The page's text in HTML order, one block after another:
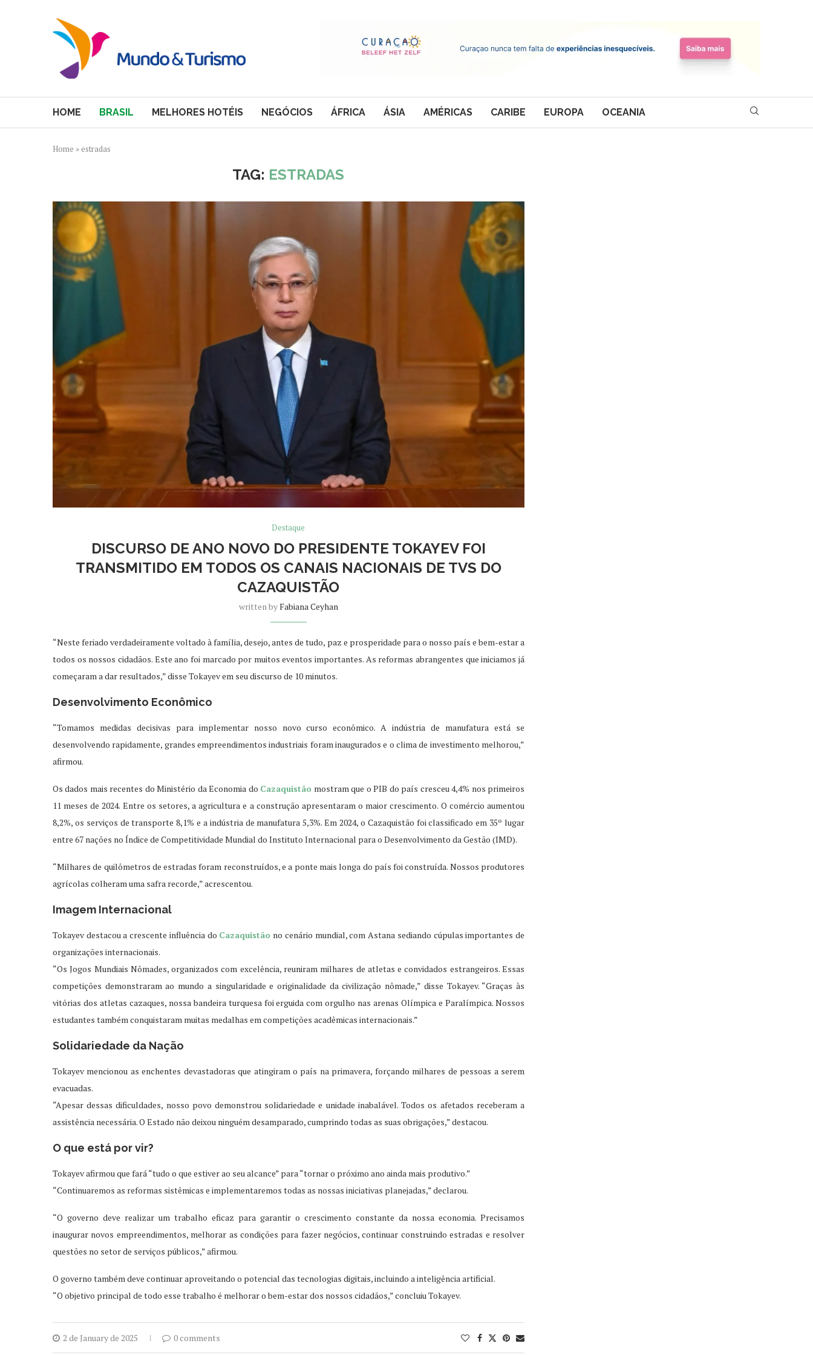
HOME BRASIL MELHORES HOTÉIS NEGÓCIOS ÁFRICA ÁSIA AMÉRICAS CARIBE EUROPA OCEANIA
Home » estradas
TAG: ESTRADAS
Destaque
DISCURSO DE ANO NOVO DO PRESIDENTE TOKAYEV FOI
TRANSMITIDO EM TODOS OS CANAIS NACIONAIS DE TVS DO
CAZAQUISTÃO
written byFabiana Ceyhan
“Neste feriado verdadeiramente voltado à família, desejo, antes de tudo, paz e prosperidade para o nosso país e bem-estar a
todos os nossos cidadãos. Este ano foi marcado por muitos eventos importantes. As reformas abrangentes que iniciamos já
começaram a dar resultados,” disse Tokayev em seu discurso de 10 minutos.
Desenvolvimento Econômico
“Tomamos medidas decisivas para implementar nosso novo curso econômico. A indústria de manufatura está se
desenvolvendo rapidamente, grandes empreendimentos industriais foram inaugurados e o clima de investimento melhorou,”
afirmou.
Os dados mais recentes do Ministério da Economia do Cazaquistão mostram que o PIB do país cresceu 4,4% nos primeiros
11 meses de 2024. Entre os setores, a agricultura e a construção apresentaram o maior crescimento. O comércio aumentou
8,2%, os serviços de transporte 8,1% e a indústria de manufatura 5,3%. Em 2024, o Cazaquistão foi classificado em 35º lugar
entre 67 nações no Índice de Competitividade Mundial do Instituto Internacional para o Desenvolvimento da Gestão (IMD).
“Milhares de quilômetros de estradas foram reconstruídos, e a ponte mais longa do país foi construída. Nossos produtores
agrícolas colheram uma safra recorde,” acrescentou.
Imagem Internacional
Tokayev destacou a crescente influência do Cazaquistão no cenário mundial, com Astana sediando cúpulas importantes de
organizações internacionais.
“Os Jogos Mundiais Nômades, organizados com excelência, reuniram milhares de atletas e convidados estrangeiros. Essas
competições demonstraram ao mundo a singularidade e originalidade da civilização nômade,” disse Tokayev. “Graças às
vitórias dos atletas cazaques, nossa bandeira turquesa foi erguida com orgulho nas arenas Olímpica e Paralímpica. Nossos
estudantes também conquistaram muitas medalhas em competições acadêmicas internacionais.”
Solidariedade da Nação
Tokayev mencionou as enchentes devastadoras que atingiram o país na primavera, forçando milhares de pessoas a serem
evacuadas.
“Apesar dessas dificuldades, nosso povo demonstrou solidariedade e unidade inabalável. Todos os afetados receberam a
assistência necessária. O Estado não deixou ninguém desamparado, cumprindo todas as suas obrigações,” destacou.
O que está por vir?
Tokayev afirmou que fará “tudo o que estiver ao seu alcance” para “tornar o próximo ano ainda mais produtivo.”
“Continuaremos as reformas sistêmicas e implementaremos todas as nossas iniciativas planejadas,” declarou.
“O governo deve realizar um trabalho eficaz para garantir o crescimento constante da nossa economia. Precisamos
inaugurar novos empreendimentos, melhorar as condições para fazer negócios, continuar construindo estradas e resolver
questões no setor de serviços públicos,” afirmou.
O governo também deve continuar aproveitando o potencial das tecnologias digitais, incluindo a inteligência artificial.
“O objetivo principal de todo esse trabalho é melhorar o bem-estar dos nossos cidadãos,” concluiu Tokayev.
2 de January de 2025 0 comments